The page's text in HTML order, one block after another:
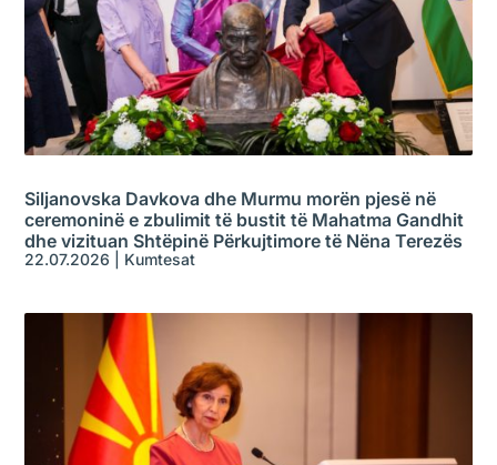
Siljanovska Davkova dhe Murmu morën pjesë në
ceremoninë e zbulimit të bustit të Mahatma Gandhit
dhe vizituan Shtëpinë Përkujtimore të Nëna Terezës
22.07.2026 Kumtesat